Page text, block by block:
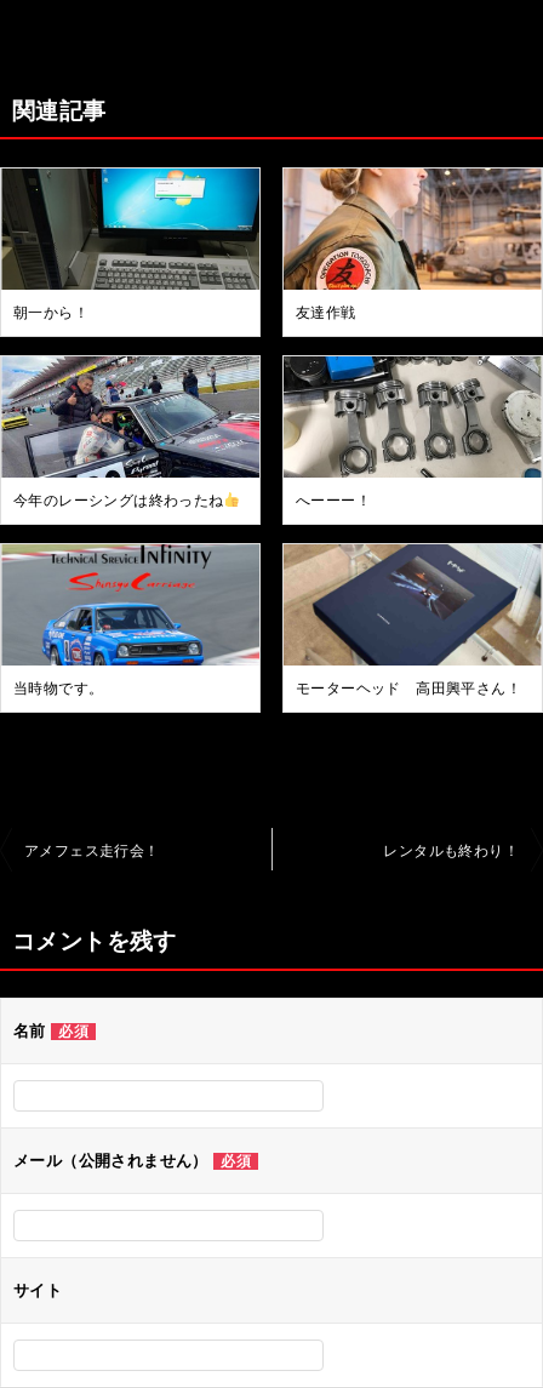
関連記事
朝一から！ 友達作戦
今年のレーシングは終わったね へーーー！
当時物です。 モーターヘッド 高田興平さん！
ビ
ゲ
ー
シ
ョ
ン
アメフェス走行会！ レンタルも終わり！
コメントを残す
名前 必須
メール（公開されません） 必須
サイト